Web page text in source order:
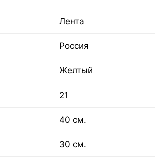
Лента
Россия
Желтый
21
40 см.
30 см.